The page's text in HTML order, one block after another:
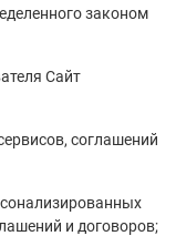
законом
Сайт
соглашений
и договоров;